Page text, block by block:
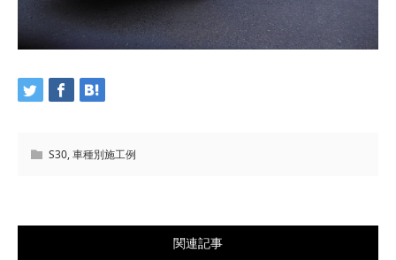
S30,車種別施工例
関連記事